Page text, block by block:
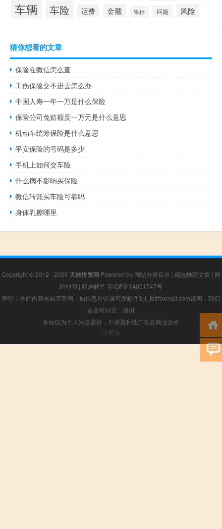
车辆 车险 运费 金额 银行 问题 风险
猜你想看的文章
保险在微信怎么查
工伤保险交不进去怎么办
中国人寿一年一万是什么保险
保险公司免赔额度一万元是什么意思
机动车统筹保险是什么意思
平安保险的号码是多少
手机上如何交车险
什么病不影响买保险
微信转账买车险可靠吗
身体乳擦哪里
Copyright © 2012 - 2026 天雄投资网 Powered by 网站分类目录 | 精选推荐文章 | 网
站地图 | 疑难解答 苏ICP备14001747号
声明：本站内容来自互联网，如信息有错误可发邮件到f_fb#foxmail.com说明，我们
会及时纠正，谢谢
本站仅为个人兴趣爱好，不接盈利性广告及商业合作
小男孩